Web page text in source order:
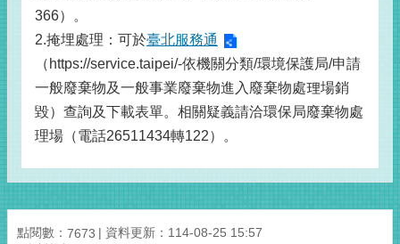
366）。
2.掩埋處理：可於臺北服務通
（https://service.taipei/-依機關分類/環境保護局/申請
一般廢棄物及一般事業廢棄物進入廢棄物處理場銷
毀）查詢及下載表單。相關疑義請洽環保局廢棄物處
理場（電話26511434轉122）。
點閱數： 7673
資料更新：114-08-25 15:57